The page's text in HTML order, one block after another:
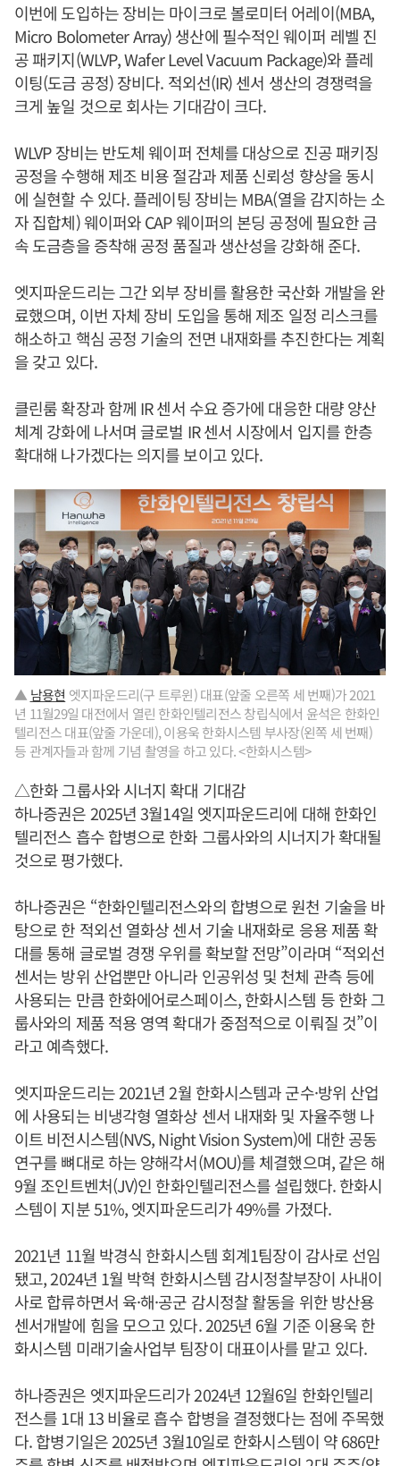
이번에 도입하는 장비는 마이크로 볼로미터 어레이(MBA,
Micro Bolometer Array) 생산에 필수적인 웨이퍼 레벨 진
공 패키지(WLVP, Wafer Level Vacuum Package)와 플레
이팅(도금 공정) 장비다. 적외선(IR) 센서 생산의 경쟁력을
크게 높일 것으로 회사는 기대감이 크다.
WLVP 장비는 반도체 웨이퍼 전체를 대상으로 진공 패키징
공정을 수행해 제조 비용 절감과 제품 신뢰성 향상을 동시
에 실현할 수 있다. 플레이팅 장비는 MBA(열을 감지하는 소
자 집합체) 웨이퍼와 CAP 웨이퍼의 본딩 공정에 필요한 금
속 도금층을 증착해 공정 품질과 생산성을 강화해 준다.
엣지파운드리는 그간 외부 장비를 활용한 국산화 개발을 완
료했으며, 이번 자체 장비 도입을 통해 제조 일정 리스크를
해소하고 핵심 공정 기술의 전면 내재화를 추진한다는 계획
을 갖고 있다.
클린룸 확장과 함께 IR 센서 수요 증가에 대응한 대량 양산
체계 강화에 나서며 글로벌 IR 센서 시장에서 입지를 한층
확대해 나가겠다는 의지를 보이고 있다.
▲ 남용현 엣지파운드리(구 트루윈) 대표(앞줄 오른쪽 세 번째)가 2021
년 11월29일 대전에서 열린 한화인텔리전스 창립식에서 윤석은 한화인
텔리전스 대표(앞줄 가운데), 이용욱 한화시스템 부사장(왼쪽 세 번째)
등 관계자들과 함께 기념 촬영을 하고 있다. <한화시스템>
△한화 그룹사와 시너지 확대 기대감
하나증권은 2025년 3월14일 엣지파운드리에 대해 한화인
텔리전스 흡수 합병으로 한화 그룹사와의 시너지가 확대될
것으로 평가했다.
하나증권은 “한화인텔리전스와의 합병으로 원천 기술을 바
탕으로 한 적외선 열화상 센서 기술 내재화로 응용 제품 확
대를 통해 글로벌 경쟁 우위를 확보할 전망”이라며 “적외선
센서는 방위 산업뿐만 아니라 인공위성 및 천체 관측 등에
사용되는 만큼 한화에어로스페이스, 한화시스템 등 한화 그
룹사와의 제품 적용 영역 확대가 중점적으로 이뤄질 것”이
라고 예측했다.
엣지파운드리는 2021년 2월 한화시스템과 군수·방위 산업
에 사용되는 비냉각형 열화상 센서 내재화 및 자율주행 나
이트 비전시스템(NVS, Night Vision System)에 대한 공동
연구를 뼈대로 하는 양해각서(MOU)를 체결했으며, 같은 해
9월 조인트벤처(JV)인 한화인텔리전스를 설립했다. 한화시
스템이 지분 51%, 엣지파운드리가 49%를 가졌다.
2021년 11월 박경식 한화시스템 회계1팀장이 감사로 선임
됐고, 2024년 1월 박혁 한화시스템 감시정찰부장이 사내이
사로 합류하면서 육·해·공군 감시정찰 활동을 위한 방산용
센서개발에 힘을 모으고 있다. 2025년 6월 기준 이용욱 한
화시스템 미래기술사업부 팀장이 대표이사를 맡고 있다.
하나증권은 엣지파운드리가 2024년 12월6일 한화인텔리
전스를 1대 13 비율로 흡수 합병을 결정했다는 점에 주목했
다. 합병기일은 2025년 3월10일로 한화시스템이 약 686만